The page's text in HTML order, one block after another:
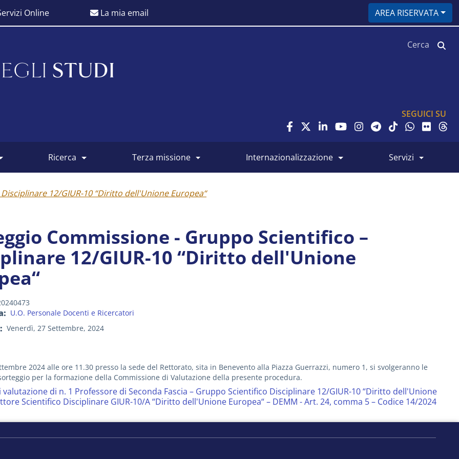
Online La mia email AREA RISERVATA
STUDI
SEGUICI SU
ricerca terza missione internazionalizzazione servizi
12/GIUR-10 “Diritto dell'Unione Europea“
Commissione - Gruppo Scientifico –
12/GIUR-10 “Diritto dell'Unione
U.O. Personale Docenti e Ricercatori
Venerdì, 27 Settembre, 2024
2024 alle ore 11.30 presso la sede del Rettorato, sita in Benevento alla Piazza Guerrazzi, numero 1, si svolgeranno le
per la formazione della Commissione di Valutazione della presente procedura.
di n. 1 Professore di Seconda Fascia – Gruppo Scientifico Disciplinare 12/GIUR-10 “Diritto dell'Unione
Scientifico Disciplinare GIUR-10/A “Diritto dell'Unione Europea“ – DEMM - Art. 24, comma 5 – Codice 14/2024